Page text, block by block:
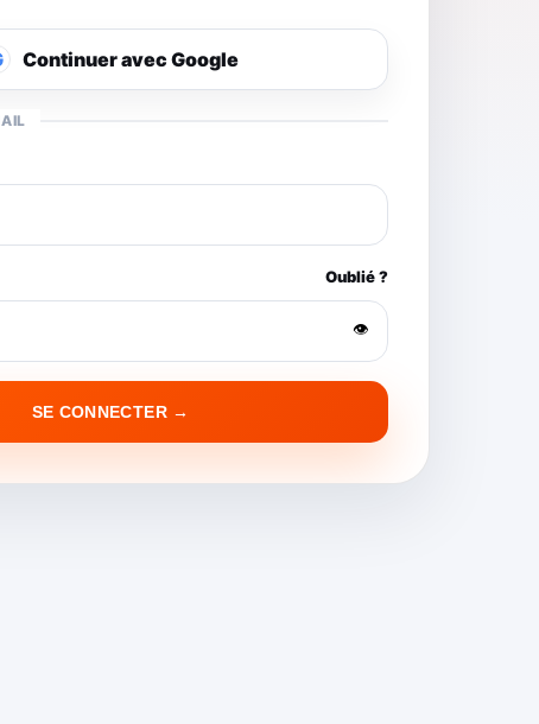
Continuer avec Google
Oublié ?
👁
SE CONNECTER →